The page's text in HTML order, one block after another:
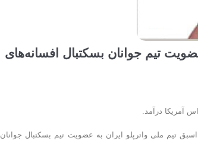
تیم جوانان بسکتبال افسانه‌های
آمریکا درآمد.
تیم ملی واترپلو ایران به عضویت تیم بسکتبال جوانان